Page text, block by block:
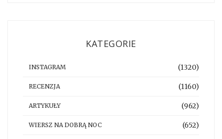
KATEGORIE
INSTAGRAM (1320)
RECENZJA (1160)
ARTYKUŁY (962)
WIERSZ NA DOBRĄ NOC (652)